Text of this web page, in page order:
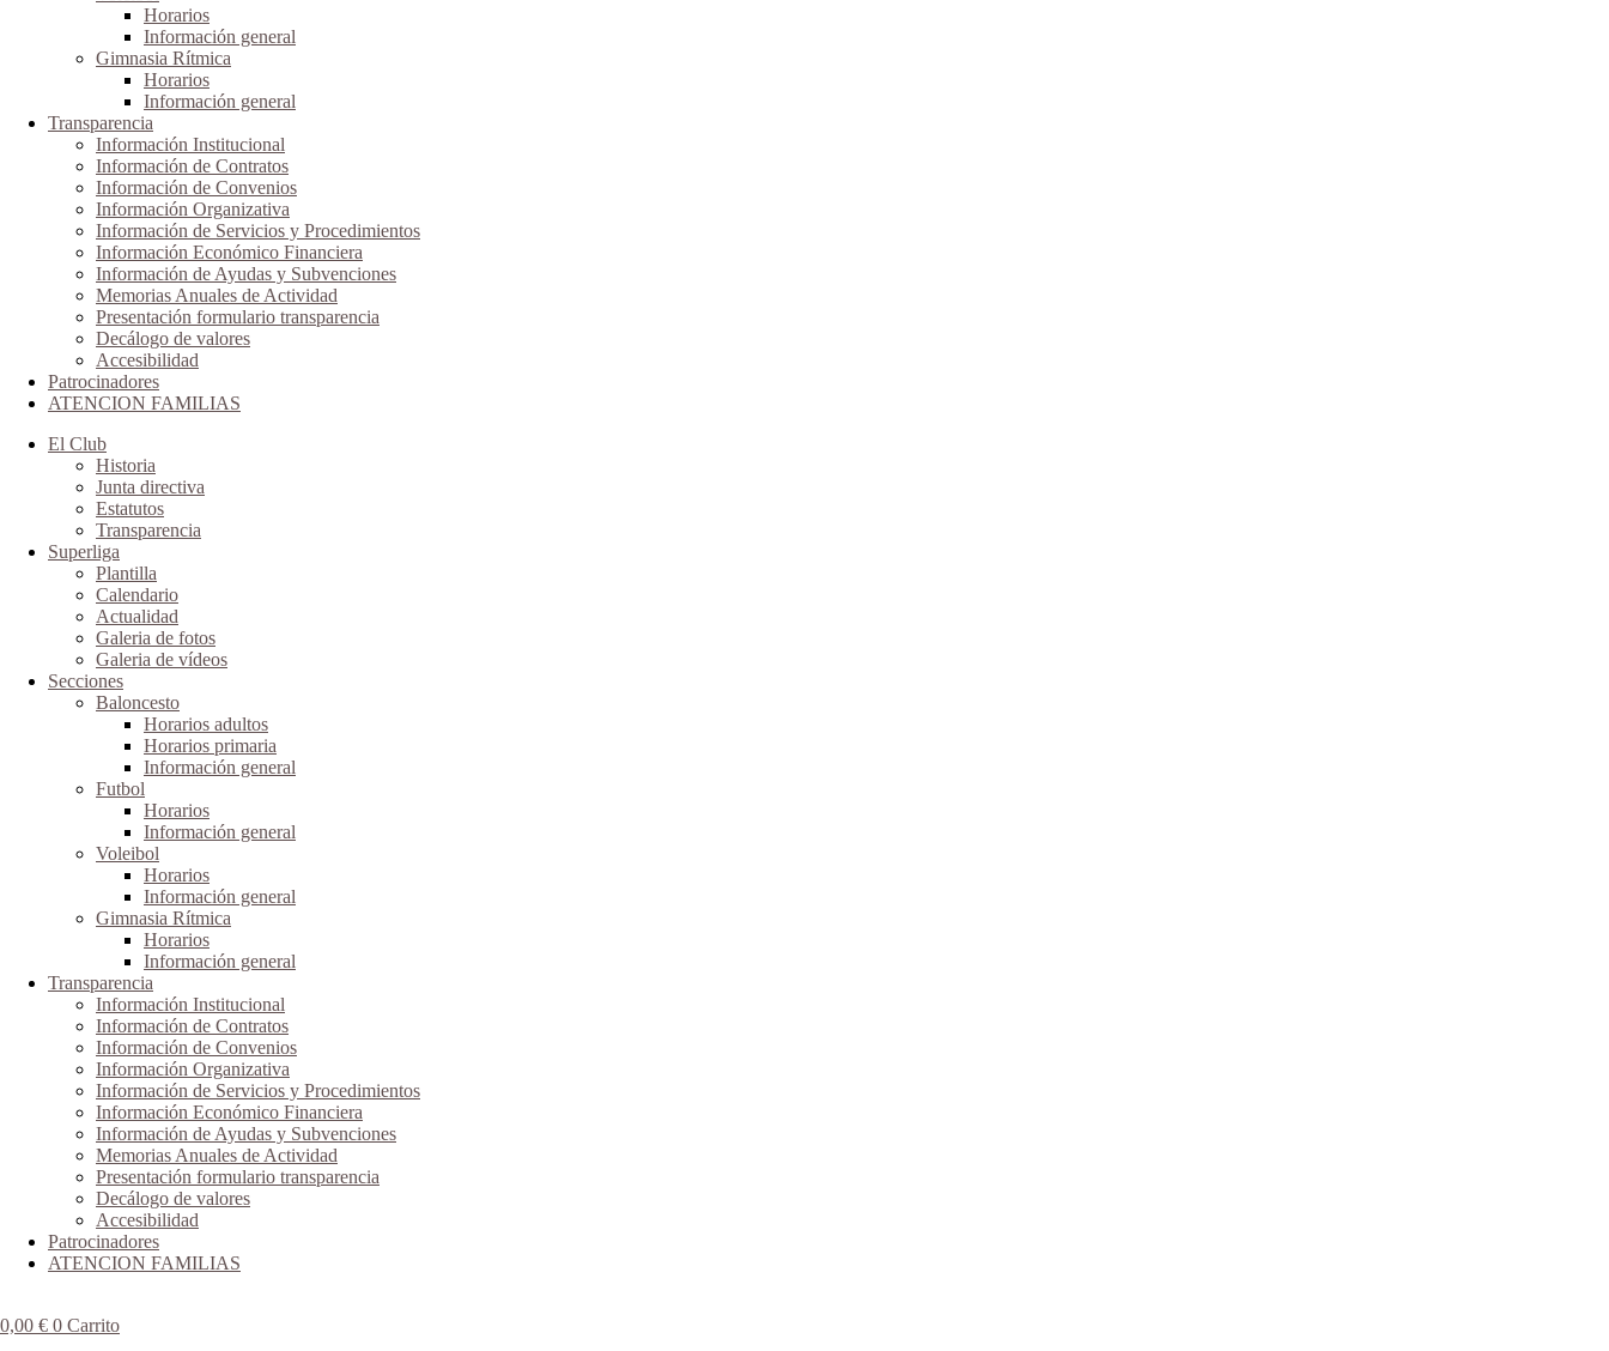
Horarios
Información general
Gimnasia Rítmica
Horarios
Información general
Transparencia
Información Institucional
Información de Contratos
Información de Convenios
Información Organizativa
Información de Servicios y Procedimientos
Información Económico Financiera
Información de Ayudas y Subvenciones
Memorias Anuales de Actividad
Presentación formulario transparencia
Decálogo de valores
Accesibilidad
Patrocinadores
ATENCION FAMILIAS
El Club
Historia
Junta directiva
Estatutos
Transparencia
Superliga
Plantilla
Calendario
Actualidad
Galeria de fotos
Galeria de vídeos
Secciones
Baloncesto
Horarios adultos
Horarios primaria
Información general
Futbol
Horarios
Información general
Voleibol
Horarios
Información general
Gimnasia Rítmica
Horarios
Información general
Transparencia
Información Institucional
Información de Contratos
Información de Convenios
Información Organizativa
Información de Servicios y Procedimientos
Información Económico Financiera
Información de Ayudas y Subvenciones
Memorias Anuales de Actividad
Presentación formulario transparencia
Decálogo de valores
Accesibilidad
Patrocinadores
ATENCION FAMILIAS
0,00 € 0 Carrito